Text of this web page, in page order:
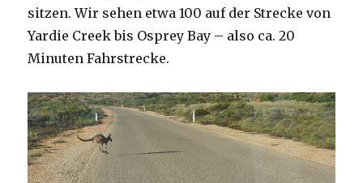
sitzen. Wir sehen etwa 100 auf der Strecke von
Yardie Creek bis Osprey Bay – also ca. 20
Minuten Fahrstrecke.